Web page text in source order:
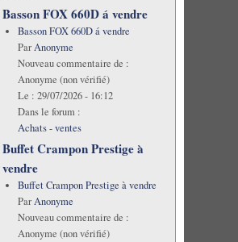
Basson FOX 660D á vendre
Basson FOX 660D á vendre
ParAnonyme
Nouveau commentaire de :
Anonyme (non vérifié)
Le : 29/07/2026 - 16:12
Dans le forum :
Achats - ventes
Buffet Crampon Prestige à
vendre
Buffet Crampon Prestige à vendre
ParAnonyme
Nouveau commentaire de :
Anonyme (non vérifié)